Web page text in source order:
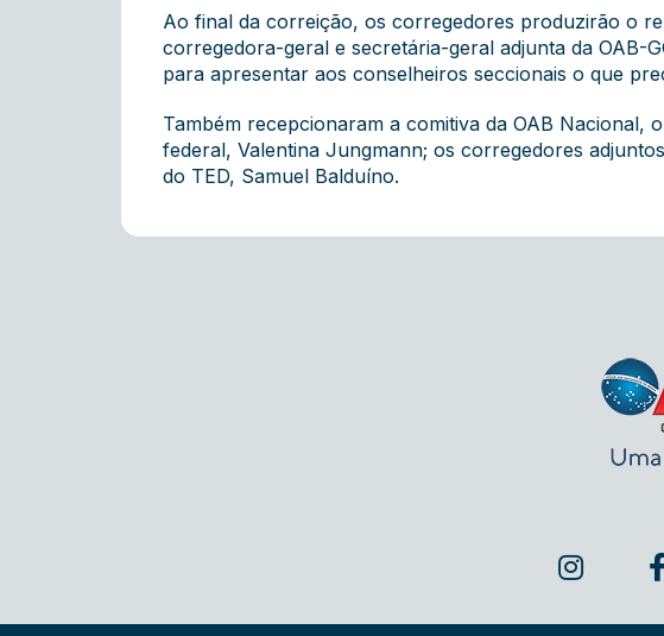
Ao final da correição, os corregedores produzirão o
corregedora-geral e secretária-geral adjunta da OAB-
para apresentar aos conselheiros seccionais o que
Também recepcionaram a comitiva da OAB Nacional,
federal, Valentina Jungmann; os corregedores
do TED, Samuel Balduíno.